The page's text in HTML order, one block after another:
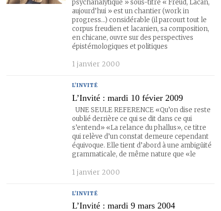
psychanalytique » sous-titré « Freud, Lacan,
aujourd’hui » est un chantier (work in
progress…) considérable (il parcourt tout le
corpus freudien et lacanien, sa composition,
en chicane, ouvre sur des perspectives
épistémologiques et politiques
1 janvier 2000
L'INVITÉ
L’Invité : mardi 10 févier 2009
UNE SEULE REFERENCE «Qu’on dise reste
oublié derrière ce qui se dit dans ce qui
s’entend» «La relance du phallus», ce titre
qui relève d’un constat demeure cependant
équivoque. Elle tient d’abord à une ambigüité
grammaticale, de même nature que «le
1 janvier 2000
L'INVITÉ
L’Invité : mardi 9 mars 2004